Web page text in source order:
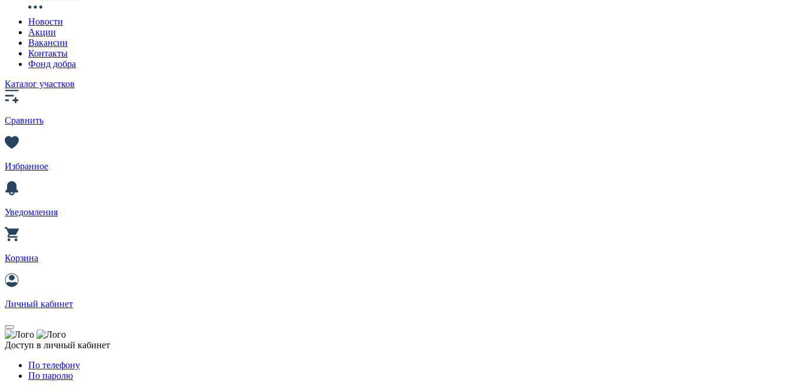
Новости
Акции
Вакансии
Контакты
Фонд добра
Каталог участков
Сравнить
Избранное
Уведомления
Корзина
Личный кабинет
Доступ в личный кабинет
По телефону
По паролю